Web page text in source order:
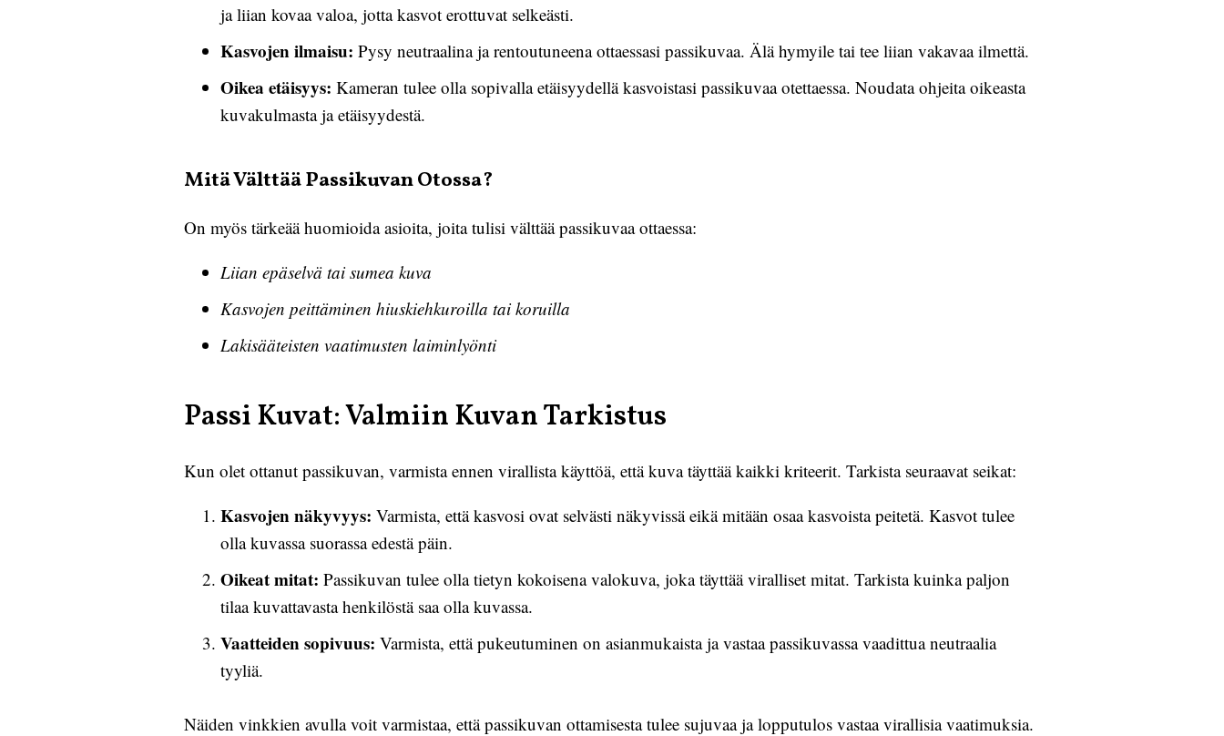
ja liian kovaa valoa, jotta kasvot erottuvat selkeästi.
Kasvojen ilmaisu: Pysy neutraalina ja rentoutuneena ottaessasi passikuvaa. Älä hymyile tai tee liian vakavaa ilmettä.
Oikea etäisyys: Kameran tulee olla sopivalla etäisyydellä kasvoistasi passikuvaa otettaessa. Noudata ohjeita oikeasta
kuvakulmasta ja etäisyydestä.
Mitä Välttää Passikuvan Otossa?
On myös tärkeää huomioida asioita, joita tulisi välttää passikuvaa ottaessa:
Liian epäselvä tai sumea kuva
Kasvojen peittäminen hiuskiehkuroilla tai koruilla
Lakisääteisten vaatimusten laiminlyönti
Passi Kuvat: Valmiin Kuvan Tarkistus
Kun olet ottanut passikuvan, varmista ennen virallista käyttöä, että kuva täyttää kaikki kriteerit. Tarkista seuraavat seikat:
Kasvojen näkyvyys: Varmista, että kasvosi ovat selvästi näkyvissä eikä mitään osaa kasvoista peitetä. Kasvot tulee
olla kuvassa suorassa edestä päin.
Oikeat mitat: Passikuvan tulee olla tietyn kokoisena valokuva, joka täyttää viralliset mitat. Tarkista kuinka paljon
tilaa kuvattavasta henkilöstä saa olla kuvassa.
Vaatteiden sopivuus: Varmista, että pukeutuminen on asianmukaista ja vastaa passikuvassa vaadittua neutraalia
tyyliä.
Näiden vinkkien avulla voit varmistaa, että passikuvan ottamisesta tulee sujuvaa ja lopputulos vastaa virallisia vaatimuksia.